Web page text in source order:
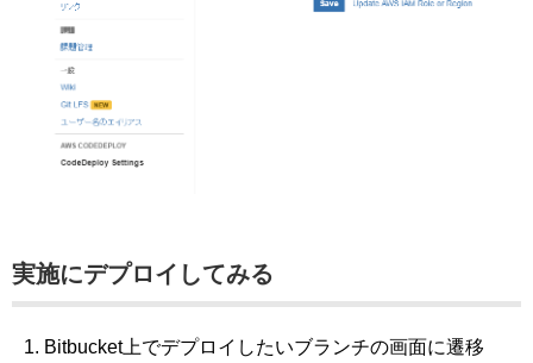
実施にデプロイしてみる
Bitbucket上でデプロイしたいブランチの画面に遷移